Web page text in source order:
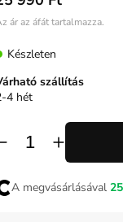
ár az áfát tartalmazza.
Készleten
szállítás
4 hét
A megvásárlásával